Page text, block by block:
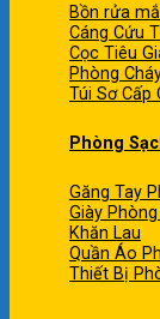
Bồn rửa
Cáng Cứu
Cọc Tiêu
Phòng
Túi Sơ Cấp
Phòng
Găng Tay
Giày
Khăn Lau
Quần Áo
Thiết Bị